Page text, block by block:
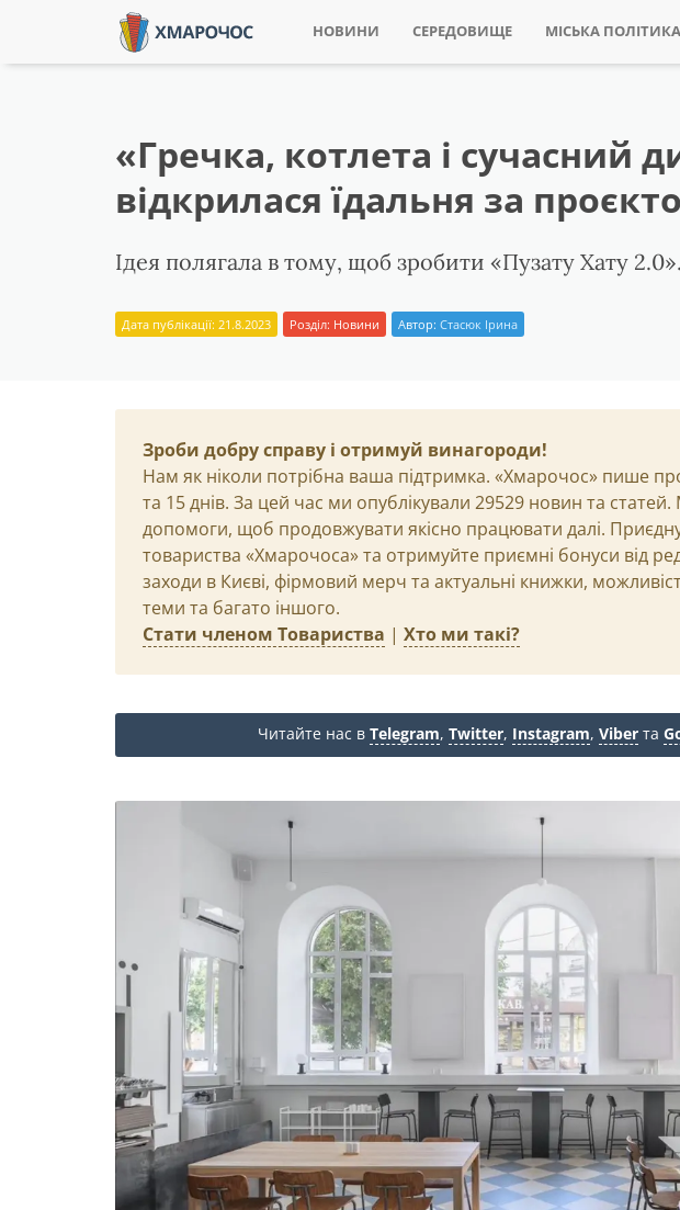
НОВИНИ СЕРЕДОВИЩЕ МІСЬКА ПОЛІТИКА
«Гречка, котлета і сучасний
відкрилася їдальня за
Ідея полягала в тому, щоб зробити «Пузату Хату 2.0».
Дата публікації: 21.8.2023 Розділ: Новини Автор: Стасюк Ірина
Зроби добру справу і отримуй винагороди!
Нам як ніколи потрібна ваша підтримка. «Хмарочос» пише
та 15 днів. За цей час ми опублікували 29529 новин та
допомоги, щоб продовжувати якісно працювати далі.
товариства «Хмарочоса» та отримуйте приємні бонуси від
заходи в Києві, фірмовий мерч та актуальні книжки,
теми та багато іншого.
Стати членом Товариства | Хто ми такі?
Читайте нас в Telegram, Twitter, Instagram, Viber та